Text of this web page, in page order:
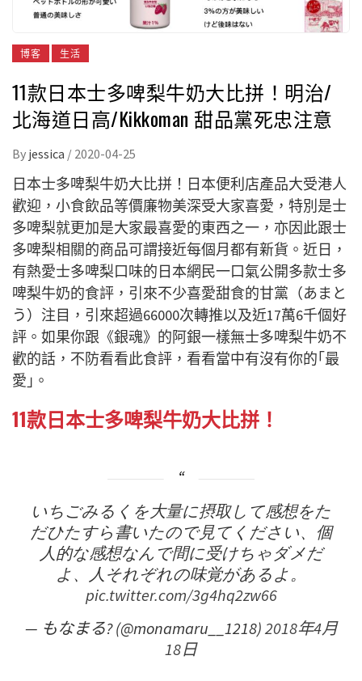
博客 生活
11款日本士多啤梨牛奶大比拼！明治/
北海道日高/Kikkoman 甜品黨死忠注意
By jessica / 2020-04-25
日本士多啤梨牛奶大比拼！日本便利店產品大受港人
歡迎，小食飲品等價廉物美深受大家喜愛，特別是士
多啤梨就更加是大家最喜愛的東西之一，亦因此跟士
多啤梨相關的商品可謂接近每個月都有新貨。近日，
有熱愛士多啤梨口味的日本網民一口氣公開多款士多
啤梨牛奶的食評，引來不少喜愛甜食的甘黨（あまと
う）注目，引來超過66000次轉推以及近17萬6千個好
評。如果你跟《銀魂》的阿銀一樣無士多啤梨牛奶不
歡的話，不防看看此食評，看看當中有沒有你的｢最
愛｣。
11款日本士多啤梨牛奶大比拼！
いちごみるくを大量に摂取して感想をた
だひたすら書いたので見てください、個
人的な感想なんで間に受けちゃダメだ
よ、人それぞれの味覚があるよ。
pic.twitter.com/3g4hq2zw66
— もなまる? (@monamaru__1218)2018年4月
18日